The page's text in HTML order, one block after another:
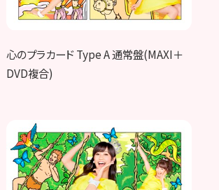
心のプラカード Type A 通常盤(MAXI＋
DVD複合)